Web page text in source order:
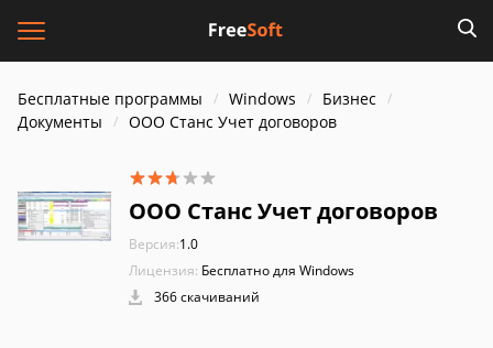
Бесплатные программы Windows
Бизнес
Документы
ООО Станс Учет договоров
ООО Станс Учет договоров
Версия:1.0
Лицензия: Бесплатно для Windows
366 скачиваний